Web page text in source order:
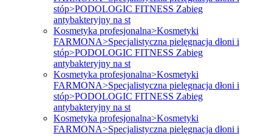
stóp>PODOLOGIC FITNESS Zabieg
antybakteryjny na st
Kosmetyka profesjonalna>Kosmetyki
FARMONA>Specjalistyczna pielęgnacja dłoni i
stóp>PODOLOGIC FITNESS Zabieg
antybakteryjny na st
Kosmetyka profesjonalna>Kosmetyki
FARMONA>Specjalistyczna pielęgnacja dłoni i
stóp>PODOLOGIC FITNESS Zabieg
antybakteryjny na st
Kosmetyka profesjonalna>Kosmetyki
FARMONA>Specjalistyczna pielęgnacja dłoni i